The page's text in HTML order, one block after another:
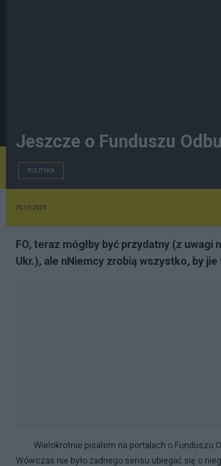
Jeszcze o Funduszu
POLITYKA
25.10.2023
FO, teraz mógłby być przydatny (z
Ukr.), ale nNiemcy zrobią wszystko, by
Wielokrotnie pisałem na portalach o Funduszu
Wówczas nie było żadnego sensu ubiegać się o